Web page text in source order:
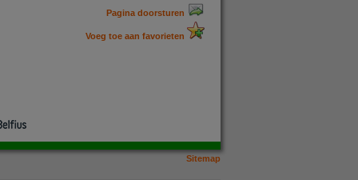
Pagina doorsturen
Voeg toe aan favorieten
Sitemap